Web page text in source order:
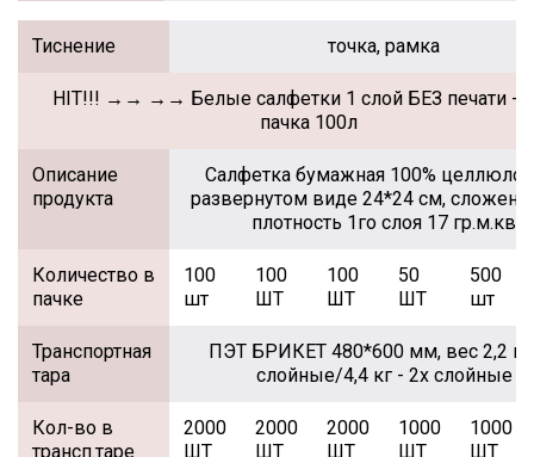
Тиснение точка, рамка
HIT!!! →→ →→ Белые салфетки 1 слой БЕЗ печати -
пачка 100л
Описание
продукта
Салфетка бумажная 100%
развернутом виде 24*24 см,
плотность 1го слоя 17 гр.м.кв
Количество в
пачке
100
шт
100
ШТ
100
ШТ
50
ШТ
500
шт
Транспортная
тара
ПЭТ БРИКЕТ 480*600 мм, вес 2,2
слойные/4,4 кг - 2х слойные
Кол-во в
трансп.таре
2000
ШТ
2000
ШТ
2000
ШТ
1000
ШТ
1000
ШТ